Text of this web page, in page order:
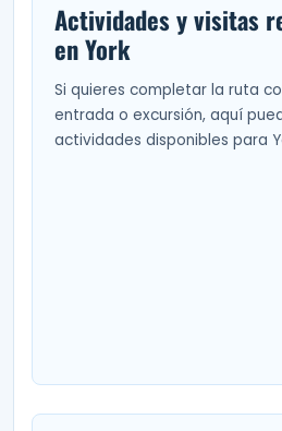
Actividades y visitas
en York
Si quieres completar la ruta
entrada o excursión, aquí
actividades disponibles para